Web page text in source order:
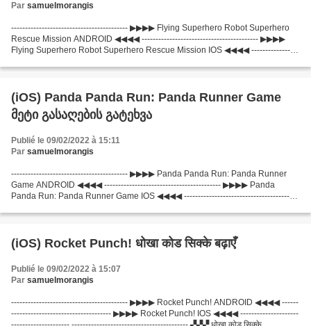
Par samuelmorangis
------------------------------------------ ▶▶▶▶ Flying Superhero Robot Superhero
Rescue Mission ANDROID ◀◀◀◀ ------------------------------------------ ▶▶▶▶
Flying Superhero Robot Superhero Rescue Mission IOS ◀◀◀◀ -----------------
(iOS) Panda Panda Run: Panda Runner Game
მეტი გასაღების გატეხვა
Publié le 09/02/2022 à 15:11
Par samuelmorangis
------------------------------------------ ▶▶▶▶ Panda Panda Run: Panda Runner
Game ANDROID ◀◀◀◀ ------------------------------------------ ▶▶▶▶ Panda
Panda Run: Panda Runner Game IOS ◀◀◀◀ -----------------------------------------
(iOS) Rocket Punch! धोखा कोड सिक्के बढ़ाएँ
Publié le 09/02/2022 à 15:07
Par samuelmorangis
------------------------------------------ ▶▶▶▶ Rocket Punch! ANDROID ◀◀◀◀ ------
------------------------------------ ▶▶▶▶ Rocket Punch! IOS ◀◀◀◀ ---------------------